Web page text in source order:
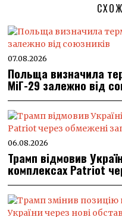
07.08.2026
Польща визначила
МіГ-29 залежно від
06.08.2026
Трамп відмовив
комплексах Patriot